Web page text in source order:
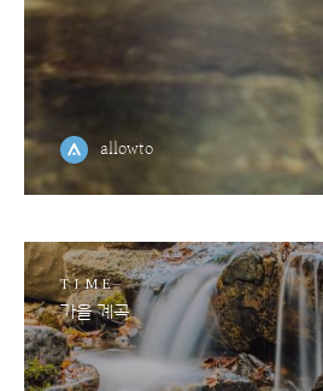
allowto
TIME
가을 계곡